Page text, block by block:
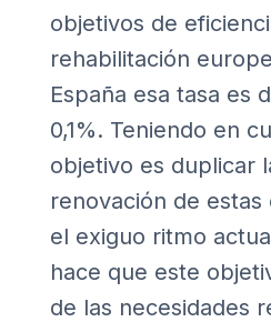
objetivos de
rehabilitación
España esa tasa es
0,1%. Teniendo en
objetivo es duplicar
renovación de
el exiguo ritmo
hace que este
de las necesidades